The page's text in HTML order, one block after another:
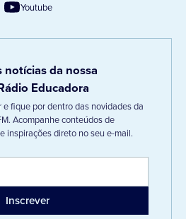
Youtube
notícias da nossa
Educadora
fique por dentro das novidades da
Acompanhe conteúdos de
inspirações direto no seu e-mail.